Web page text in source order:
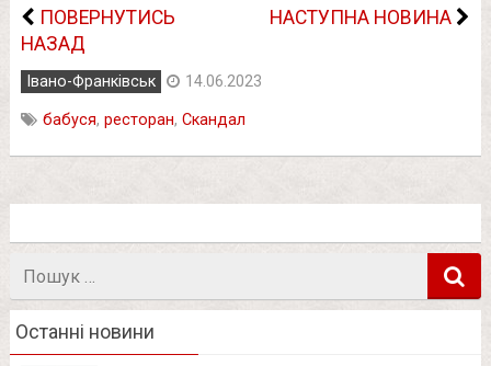
ПОВЕРНУТИСЬ
НАЗАД
НАСТУПНА НОВИНА
Івано-Франківськ 14.06.2023
бабуся, ресторан, Скандал
Останні новини